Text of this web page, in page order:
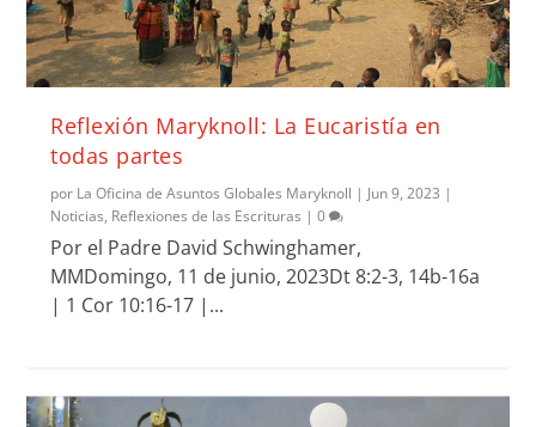
Reflexión Maryknoll: La Eucaristía en
todas partes
por La Oficina de Asuntos Globales Maryknoll | Jun 9, 2023 |
Noticias, Reflexiones de las Escrituras |0
Por el Padre David Schwinghamer,
MMDomingo, 11 de junio, 2023Dt 8:2-3, 14b-16a
| 1 Cor 10:16-17 |...